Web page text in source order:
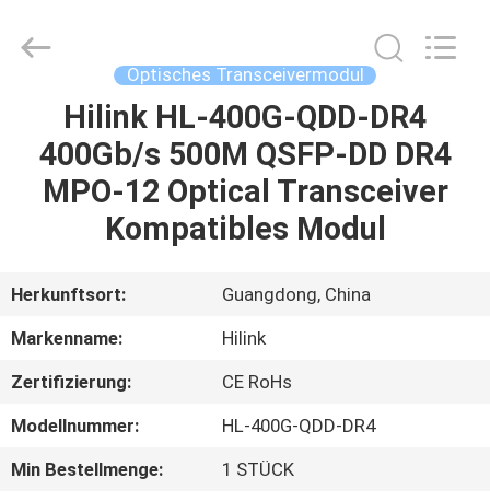
HAUSE
PRODUKTE
ÜBER
UNS
WERKSBESICHTIGUNG
QUALITÄTSKONTROLLE
Co.,Ltd..
Optisches Transceivermodul
Hilink HL-400G-QDD-DR4
400Gb/s 500M QSFP-DD DR4
MPO-12 Optical Transceiver
Kompatibles Modul
Herkunftsort:
Guangdong, China
Markenname:
Hilink
Zertifizierung:
CE RoHs
Modellnummer:
HL-400G-QDD-DR4
Min Bestellmenge:
1 STÜCK